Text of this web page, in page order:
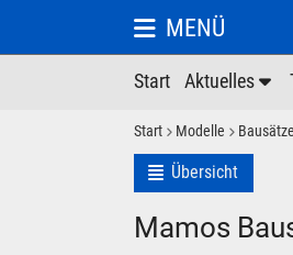
Start Aktuelles
MENÜ
Start Modelle Bausätze
Übersicht
Mamos